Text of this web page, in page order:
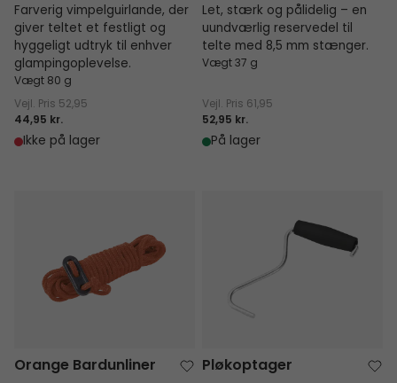
Farverig vimpelguirlande, der
giver teltet et festligt og
hyggeligt udtryk til enhver
glampingoplevelse.
Vægt 80 g
Vejl. Pris 52,95
44,95 kr.
Ikke på lager
Let, stærk og pålidelig – en
uundværlig reservedel til
telte med 8,5 mm stænger.
Vægt 37 g
Vejl. Pris 61,95
52,95 kr.
På lager
Orange Bardunliner Pløkoptager